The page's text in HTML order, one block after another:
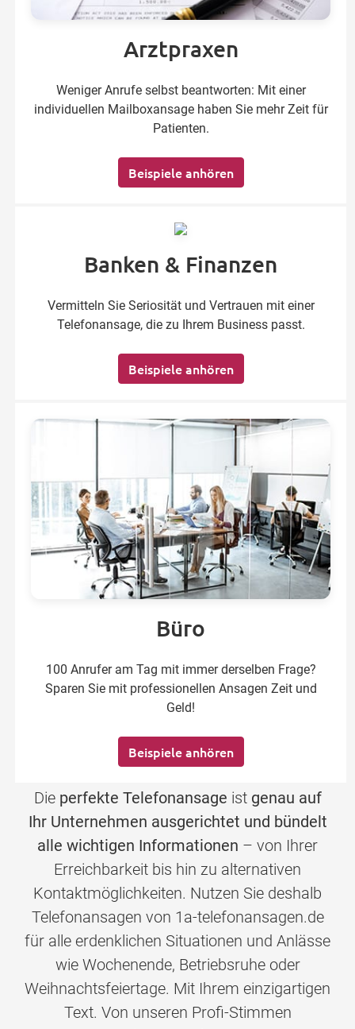
Arztpraxen
Weniger Anrufe selbst beantworten: Mit einer
individuellen Mailboxansage haben Sie mehr Zeit für
Patienten.
Beispiele anhören
Banken & Finanzen
Vermitteln Sie Seriosität und Vertrauen mit einer
Telefonansage, die zu Ihrem Business passt.
Beispiele anhören
Büro
100 Anrufer am Tag mit immer derselben Frage?
Sparen Sie mit professionellen Ansagen Zeit und
Geld!
Beispiele anhören
Die perfekte Telefonansage ist genau auf
Ihr Unternehmen ausgerichtet und bündelt
alle wichtigen Informationen – von Ihrer
Erreichbarkeit bis hin zu alternativen
Kontaktmöglichkeiten. Nutzen Sie deshalb
Telefonansagen von 1a-telefonansagen.de
für alle erdenklichen Situationen und Anlässe
wie Wochenende, Betriebsruhe oder
Weihnachtsfeiertage. Mit Ihrem einzigartigen
Text. Von unseren Profi-Stimmen